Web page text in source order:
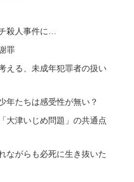
殺人事件に…
罪
える、未成年犯罪者の扱い
年たちは感受性が無い？
大津いじめ問題」の共通点
ながらも必死に生き抜いた